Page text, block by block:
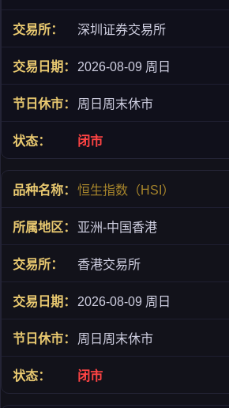
深圳证券交易所
2026-08-09 周日
周日周末休市
闭市
恒生指数（HSI）
亚洲-中国香港
香港交易所
2026-08-09 周日
周日周末休市
闭市